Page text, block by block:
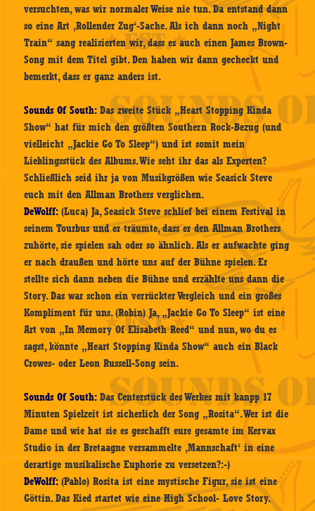
versuchten, was wir normaler Weise nie tun. Da entstand dann
so eine Art ‚Rollender Zug‘-Sache. Als ich dann noch „Night
Train“ sang realisierten wir, dass es auch einen James Brown-
Song mit dem Titel gibt. Den haben wir dann gecheckt und
bemerkt, dass er ganz anders ist.
Sounds Of South:Das zweite Stück „Heart Stopping Kinda
Show“ hat für mich den größten Southern Rock-Bezug (und
vielleicht „Jackie Go To Sleep“) und ist somit mein
Lieblingsstück des Albums. Wie seht ihr das als Experten?
Schließlich seid ihr ja von Musikgrößen wie Seasick Steve
euch mit den Allman Brothers verglichen.
DeWolff:(Luca) Ja, Seasick Steve schlief bei einem Festival in
seinem Tourbus und er träumte, dass er den Allman Brothers
zuhörte, sie spielen sah oder so ähnlich. Als er aufwachte ging
er nach draußen und hörte uns auf der Bühne spielen. Er
stellte sich dann neben die Bühne und erzählte uns dann die
Story. Das war schon ein verrückter Vergleich und ein großes
Kompliment für uns. (Robin) Ja, „Jackie Go To Sleep“ ist eine
Art von „In Memory Of Elisabeth Reed“ und nun, wo du es
sagst, könnte „Heart Stopping Kinda Show“ auch ein Black
Crowes- oder Leon Russell-Song sein.
Sounds Of South:Das Centerstück des Werkes mit kanpp 17
Minuten Spielzeit ist sicherlich der Song „Rosita“. Wer ist die
Dame und wie hat sie es geschafft eure gesamte im Kervax
Studio in der Bretaagne versammelte ‚Mannschaft‘ in eine
derartige musikalische Euphorie zu versetzen?:-)
DeWolff:(Pablo) Rosita ist eine mystische Figur, sie ist eine
Göttin. Das Kied startet wie eine High School- Love Story.